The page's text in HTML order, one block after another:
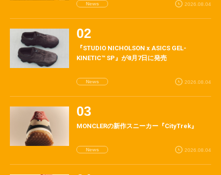
News 2026.08.04
『STUDIO NICHOLSON x ASICS GEL-
KINETIC™ SP』が8月7日に発売
News 2026.08.04
MONCLERの新作スニーカー『CityTrek』
News 2026.08.04